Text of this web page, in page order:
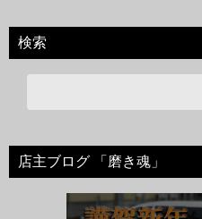
検索
店主ブログ 「磨き魂」